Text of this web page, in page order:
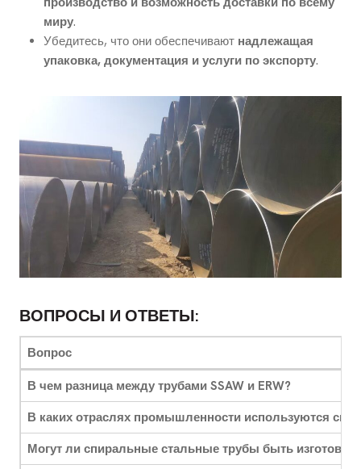
миру.
Убедитесь, что они обеспечивают надлежащая
упаковка, документация и услуги по экспорту.
ВОПРОСЫ И ОТВЕТЫ:
Вопрос
В чем разница между трубами SSAW и ERW?
В каких отраслях промышленности используются
Могут ли спиральные стальные трубы быть